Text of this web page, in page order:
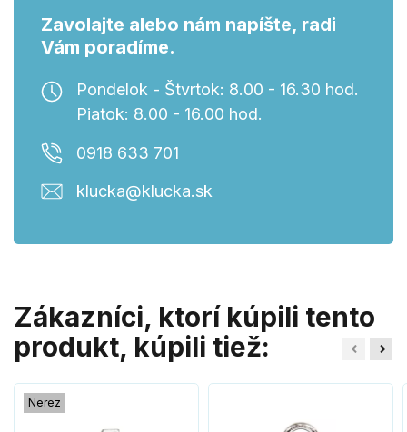
Zavolajte alebo nám napíšte, radi
Vám poradíme.
Pondelok - Štvrtok: 8.00 - 16.30 hod.
Piatok: 8.00 - 16.00 hod.
0918 633 701
klucka@klucka.sk
Zákazníci, ktorí kúpili tento
produkt, kúpili tiež:
Nerez